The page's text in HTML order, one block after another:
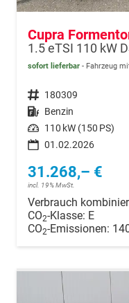
Cupra
1.5 eTSI 110 kW
sofort lieferbar Fahrzeug
Fahrzeugnr. 180309
Kraftstoff Benzin
Leistung 110 kW (150 PS)
01.02.2026
31.268,– €
incl. 19% MwSt.
Verbrauch
CO2-Klasse: E
CO2-Emissionen: